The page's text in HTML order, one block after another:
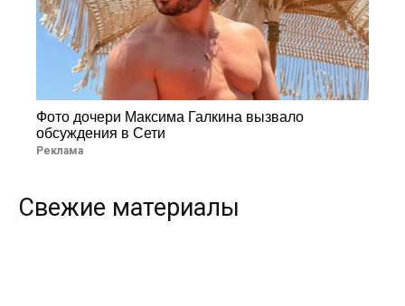
Фото дочери Максима Галкина вызвало
обсуждения в Сети
Реклама
Свежие материалы